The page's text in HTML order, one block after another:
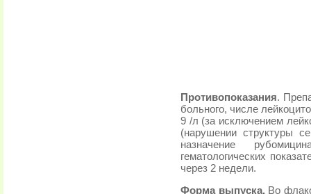
Противопоказания.
больного, числе
9 /л (за исключением
(нарушении структуры
назначение
гематологических
через 2 недели.
Форма выпуска. Во